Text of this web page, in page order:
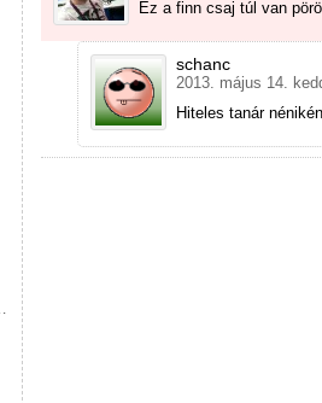
Ez a finn csaj túl van
schanc
2013. május 14.
Hiteles tanár